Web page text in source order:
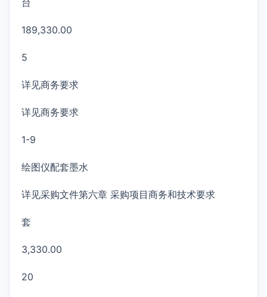
189,330.00
5
详见商务要求
详见商务要求
1-9
绘图仪配套墨水
详见采购文件第六章 采购项目商务和技术要求
套
3,330.00
20